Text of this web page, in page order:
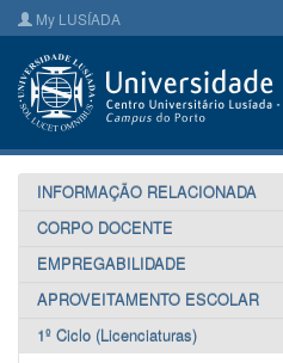
My LUSÍADA
INFORMAÇÃO RELACIONADA
CORPO DOCENTE
EMPREGABILIDADE
APROVEITAMENTO ESCOLAR
1º Ciclo (Licenciaturas)